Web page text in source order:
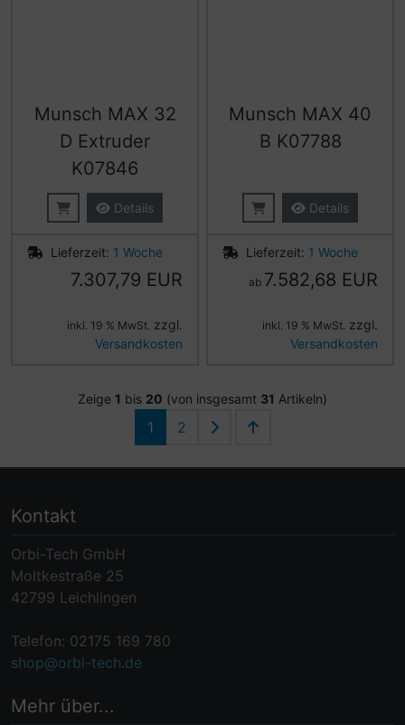
Munsch MAX 32
D Extruder
K07846
Details
Lieferzeit: 1 Woche
7.307,79 EUR
inkl. 19 % MwSt. zzgl.
Versandkosten
Munsch MAX 40
B K07788
Details
Lieferzeit: 1 Woche
ab 7.582,68 EUR
inkl. 19 % MwSt. zzgl.
Versandkosten
Zeige 1 bis 20 (von insgesamt 31 Artikeln)
1 2
Kontakt
Orbi-Tech GmbH
Moltkestraße 25
42799 Leichlingen
Telefon: 02175 169 780
shop@orbi-tech.de
Mehr über...